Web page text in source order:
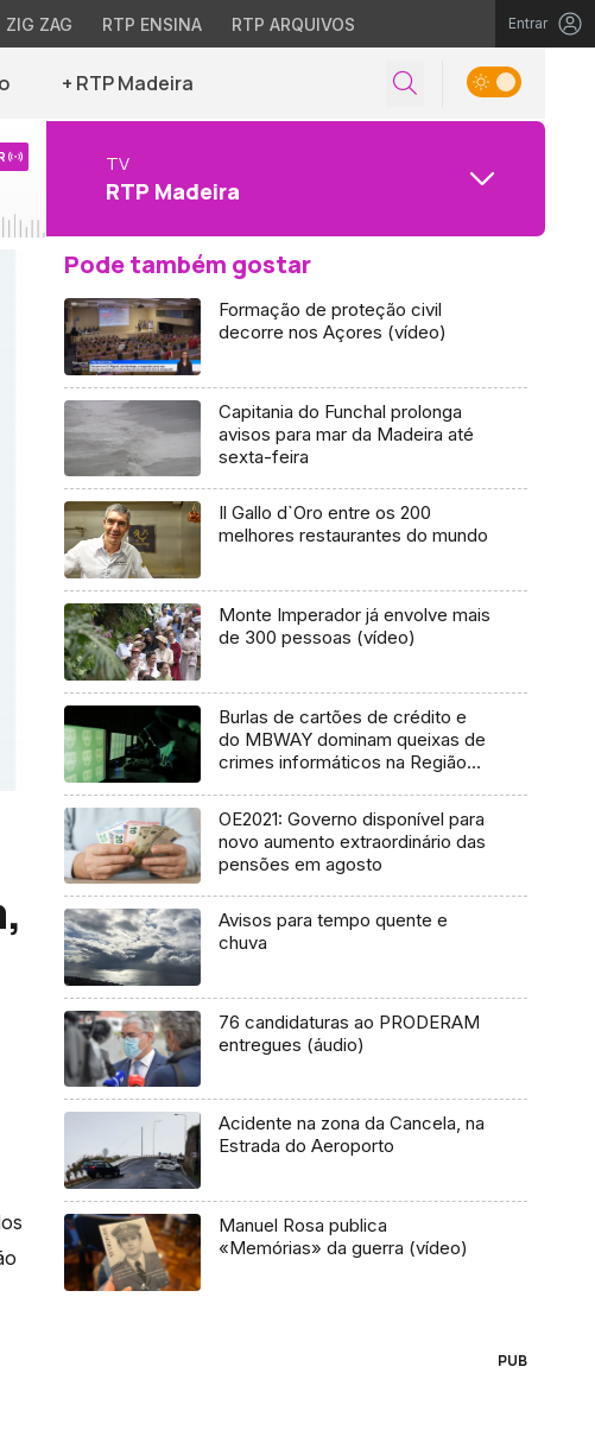
ZIG ZAG RTP ENSINA RTP ARQUIVOS Entrar
+ RTP Madeira
TV
RTP Madeira
Pode também gostar
Formação de proteção civil
decorre nos Açores (vídeo)
Capitania do Funchal prolonga
avisos para mar da Madeira até
sexta-feira
Il Gallo d`Oro entre os 200
melhores restaurantes do mundo
Monte Imperador já envolve mais
de 300 pessoas (vídeo)
Burlas de cartões de crédito e
do MBWAY dominam queixas de
crimes informáticos na Região
OE2021: Governo disponível para
novo aumento extraordinário das
pensões em agosto
Avisos para tempo quente e
chuva
76 candidaturas ao PRODERAM
entregues (áudio)
Acidente na zona da Cancela, na
Estrada do Aeroporto
Manuel Rosa publica
«Memórias» da guerra (vídeo)
PUB